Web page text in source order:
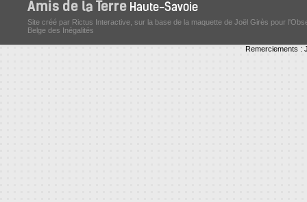
Site créé par Rictus Interactive, sur la base de la maquette de Joël Girès pour
Belge des Inégalités
Remerciements :